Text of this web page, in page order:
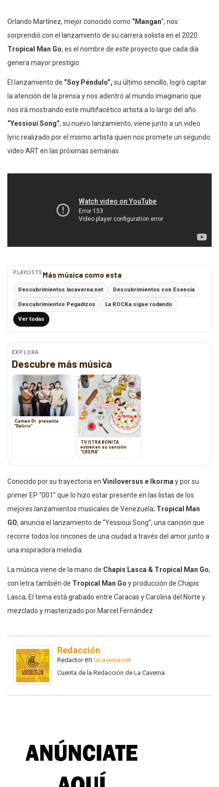
Orlando Martínez, mejor conocido como “Mangan”, nos
sorprendió con el lanzamiento de su carrera solista en el 2020.
Tropical Man Go, es el nombre de este proyecto que cada día
genera mayor prestigio.
El lanzamiento de “Soy Péndulo”, su último sencillo, logró captar
la atención de la prensa y nos adentró al mundo imaginario que
nos irá mostrando este multifacético artista a lo largo del año.
“Yessioui Song”, su nuevo lanzamiento, viene junto a un video
lyric realizado por el mismo artista quien nos promete un segundo
video ART en las próximas semanas.
PLAYLISTS Más música como esta
Descubrimientos lacaverna.net Descubrimientos con Esencia
Descubrimientos Pegadizos La ROCKa sigue rodando
Ver todas
EXPLORA
Descubre más música
Cameo Dr. presenta
“Delirio”
TU OTRA BONITA
estrenan su canción
“CREMA”
Conocido por su trayectoria en Viniloversus e Ikorma y por su
primer EP “001” que lo hizo estar presente en las listas de los
mejores lanzamientos musicales de Venezuela; Tropical Man
GO, anuncia el lanzamiento de “Yessioui Song”, una canción que
recorre todos los rincones de una ciudad a través del amor junto a
una inspiradora melodía.
La música viene de la mano de Chapis Lasca & Tropical Man Go,
con letra también de Tropical Man Go y producción de Chapis
Lasca; El tema está grabado entre Caracas y Carolina del Norte y
mezclado y masterizado por Marcel Fernández
Redacción
Redactoren lacaverna.net
Cuenta de la Redacción de La Caverna